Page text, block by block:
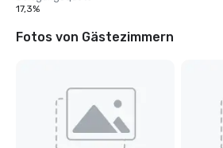
17,3%
Fotos von Gästezimmern